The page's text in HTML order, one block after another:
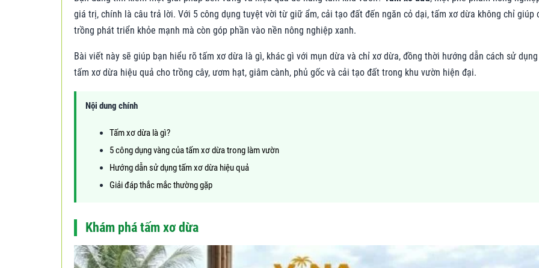
giá trị, chính là câu trả lời. Với 5 công dụng tuyệt vời từ giữ ẩm, cải tạo đất đến ngăn cỏ dại, tấm xơ dừa không chỉ giúp
trồng phát triển khỏe mạnh mà còn góp phần vào nền nông nghiệp xanh.
Bài viết này sẽ giúp bạn hiểu rõ tấm xơ dừa là gì, khác gì với mụn dừa và chỉ xơ dừa, đồng thời hướng dẫn cách sử dụng
tấm xơ dừa hiệu quả cho trồng cây, ươm hạt, giâm cành, phủ gốc và cải tạo đất trong khu vườn hiện đại.
Nội dung chính
Tấm xơ dừa là gì?
5 công dụng vàng của tấm xơ dừa trong làm vườn
Hướng dẫn sử dụng tấm xơ dừa hiệu quả
Giải đáp thắc mắc thường gặp
Khám phá tấm xơ dừa